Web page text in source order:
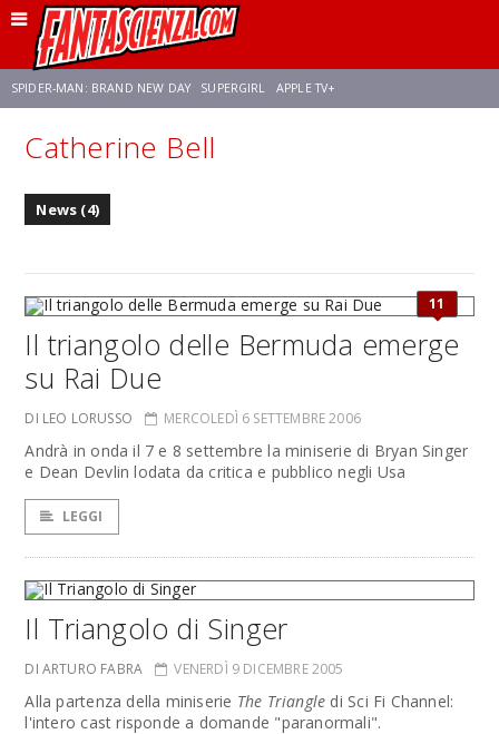
SPIDER-MAN: BRAND NEW DAY SUPERGIRL APPLE TV+
FRANCO RICCIARDIELLO ZENDAYA
Catherine Bell
News (4)
11
Il triangolo delle Bermuda emerge
su Rai Due
DI LEO LORUSSO MERCOLEDÌ 6 SETTEMBRE 2006
Andrà in onda il 7 e 8 settembre la miniserie di Bryan Singer
e Dean Devlin lodata da critica e pubblico negli Usa
LEGGI
Il Triangolo di Singer
DI ARTURO FABRA VENERDÌ 9 DICEMBRE 2005
Alla partenza della miniserie The Triangle di Sci Fi Channel:
l'intero cast risponde a domande "paranormali".